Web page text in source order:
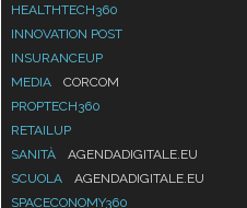
HEALTHTECH360
INNOVATION POST
INSURANCEUP
MEDIA
CORCOM
PROPTECH360
RETAILUP
SANITÀ
AGENDADIGITALE.EU
SCUOLA
AGENDADIGITALE.EU
SPACECONOMY360